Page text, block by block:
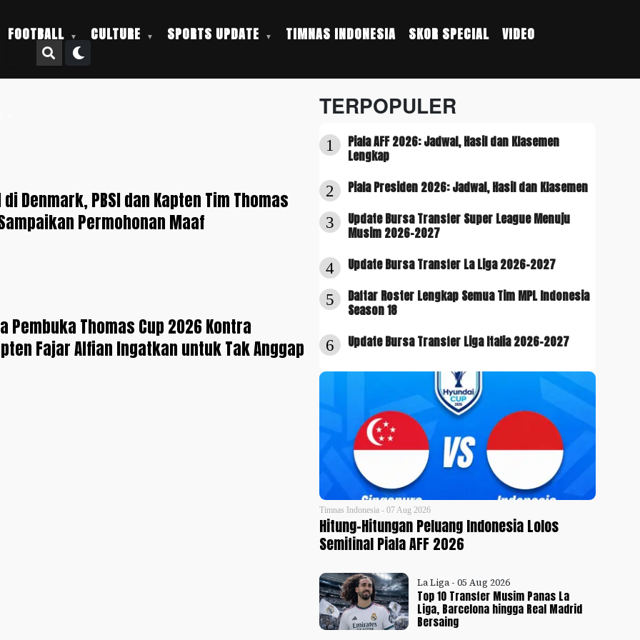
FOOTBALL CULTURE SPORTS UPDATE TIMNAS INDONESIA SKOR SPECIAL VIDEO
Denmark, PBSI dan Kapten Tim Thomas
Permohonan Maaf
Pembuka Thomas Cup 2026 Kontra
Fajar Alfian Ingatkan untuk Tak Anggap
TERPOPULER
1
Piala AFF 2026: Jadwal, Hasil dan Klasemen
Lengkap
2 Piala Presiden 2026: Jadwal, Hasil dan Klasemen
3
Update Bursa Transfer Super League Menuju
Musim 2026-2027
4 Update Bursa Transfer La Liga 2026-2027
5
Daftar Roster Lengkap Semua Tim MPL Indonesia
Season 18
6 Update Bursa Transfer Liga Italia 2026-2027
Timnas Indonesia - 07 Aug 2026
Hitung-Hitungan Peluang Indonesia Lolos
Semifinal Piala AFF 2026
La Liga - 05 Aug 2026
Top 10 Transfer Musim Panas La
Liga, Barcelona hingga Real Madrid
Bersaing